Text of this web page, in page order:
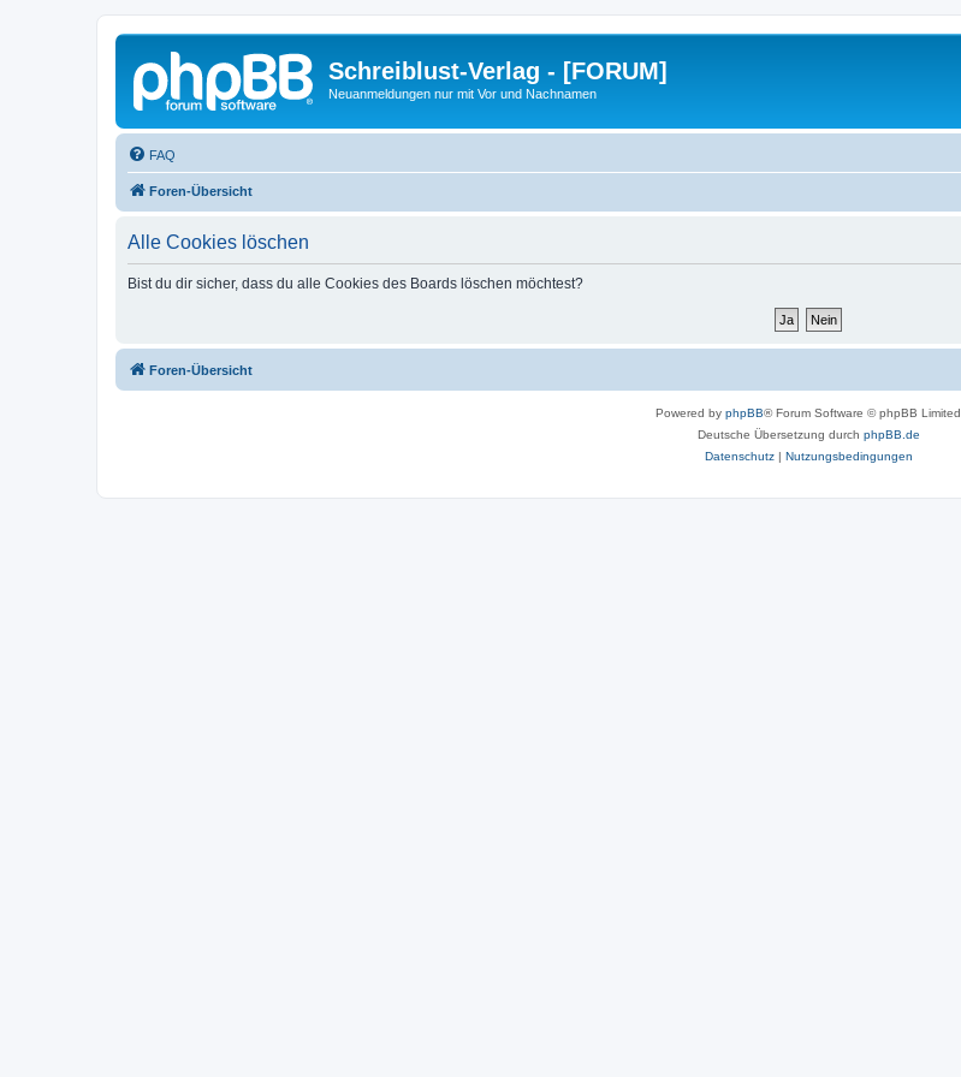
Schreiblust-Verlag - [FORUM]
Neuanmeldungen nur mit Vor und Nachnamen
FAQ
Foren-Übersicht
Alle Cookies löschen
Bist du dir sicher, dass du alle Cookies des Boards löschen möchtest?
Foren-Übersicht
Powered by phpBB® Forum Software © phpBB Limited
Deutsche Übersetzung durch phpBB.de
Datenschutz| Nutzungsbedingungen